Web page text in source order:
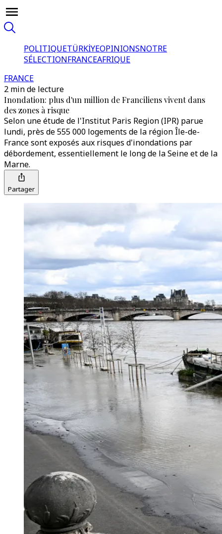
POLITIQUETÜRKİYEOPINIONSNOTRE
SÉLECTIONFRANCEAFRIQUE
FRANCE
2 min de lecture
Inondation: plus d'un million de Franciliens vivent dans
des zones à risque
Selon une étude de l'Institut Paris Region (IPR) parue
lundi, près de 555 000 logements de la région Île-de-
France sont exposés aux risques d'inondations par
débordement, essentiellement le long de la Seine et de la
Marne.
Partager